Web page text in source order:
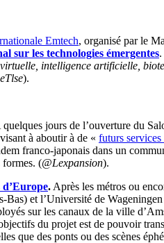
Emtech, organisé par le
sur les technologies émergentes
intelligence artificielle,
).
quelques jours de l’ouverture du
visant à aboutir à de « futurs services
franco-japonais dans un
formes. (@Lexpansion).
. Après les métros ou
et l’Université de
sur les canaux de la ville
du projet est de pouvoir
que des ponts ou des scènes